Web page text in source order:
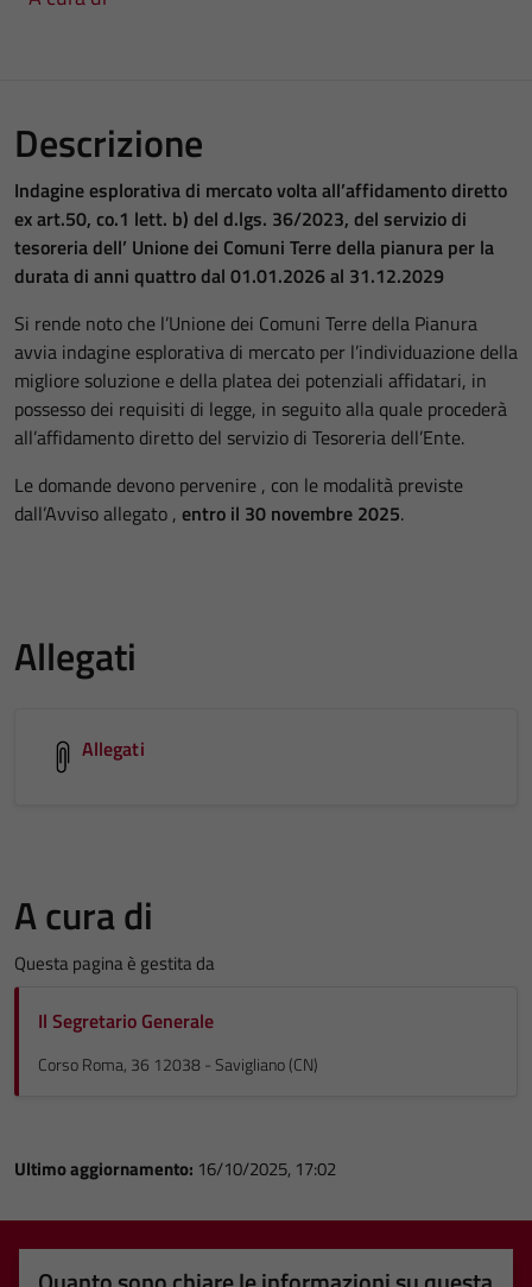
Descrizione
Indagine esplorativa di mercato volta all’affidamento diretto
ex art.50, co.1 lett. b) del d.lgs. 36/2023, del servizio di
tesoreria dell’ Unione dei Comuni Terre della pianura per la
durata di anni quattro dal 01.01.2026 al 31.12.2029
Si rende noto che l’Unione dei Comuni Terre della Pianura
avvia indagine esplorativa di mercato per l’individuazione della
migliore soluzione e della platea dei potenziali affidatari, in
possesso dei requisiti di legge, in seguito alla quale procederà
all’affidamento diretto del servizio di Tesoreria dell’Ente.
Le domande devono pervenire , con le modalità previste
dall’Avviso allegato , entro il 30 novembre 2025.
Allegati
Allegati
A cura di
Questa pagina è gestita da
Il Segretario Generale
Corso Roma, 36 12038 - Savigliano (CN)
Ultimo aggiornamento: 16/10/2025, 17:02